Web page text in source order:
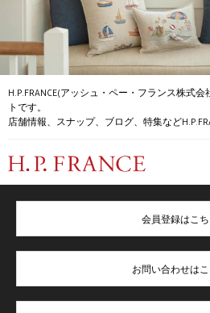
H.P.FRANCE(アッシュ・ペー・フランス株式
トです。
店舗情報、スナップ、ブログ、特集など
会員登録はこち
お問い合わせはこ